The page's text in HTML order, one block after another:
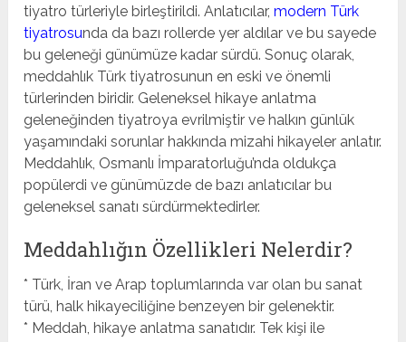
tiyatro türleriyle birleştirildi. Anlatıcılar,modern Türk
tiyatrosunda da bazı rollerde yer aldılar ve bu sayede
bu geleneği günümüze kadar sürdü. Sonuç olarak,
meddahlık Türk tiyatrosunun en eski ve önemli
türlerinden biridir. Geleneksel hikaye anlatma
geleneğinden tiyatroya evrilmiştir ve halkın günlük
yaşamındaki sorunlar hakkında mizahi hikayeler anlatır.
Meddahlık, Osmanlı İmparatorluğu’nda oldukça
popülerdi ve günümüzde de bazı anlatıcılar bu
geleneksel sanatı sürdürmektedirler.
Meddahlığın Özellikleri Nelerdir?
* Türk, İran ve Arap toplumlarında var olan bu sanat
türü, halk hikayeciliğine benzeyen bir gelenektir.
* Meddah, hikaye anlatma sanatıdır. Tek kişi ile